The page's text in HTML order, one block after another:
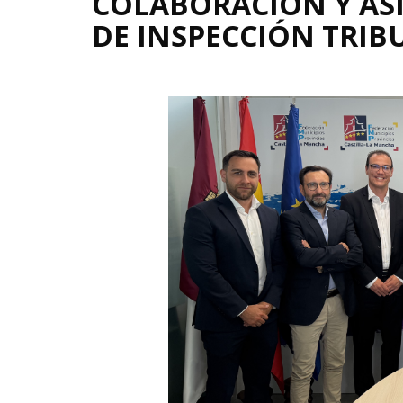
DE INSPECCIÓN